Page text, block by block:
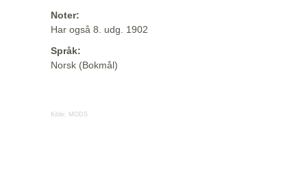
Noter:
Har også 8. udg. 1902
Språk:
Norsk (Bokmål)
Kilde: MODS